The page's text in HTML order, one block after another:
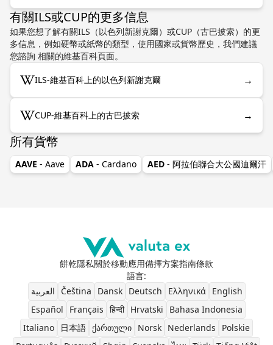
有關ILS或CUP的更多信息
如果您想了解有關ILS（以色列新謝克爾）或CUP（古巴披索）的更
多信息，例如硬幣或紙幣的類型，使用國家或貨幣歷史，我們建議
您諮詢 相關的維基百科頁面。
ILS-維基百科上的以色列新謝克爾 →
CUP-維基百科上的古巴披索 →
所有貨幣
AAVE - Aave ADA - Cardano AED - 阿拉伯聯合大公國迪爾汗
餅乾隱私關於移動應用備擇方案指南條款
語言:
العربية
Čeština Dansk Deutsch Ελληνικά
English
Español
Français हिन्दी Hrvatski
Bahasa Indonesia
Italiano
日本語 ქართული Norsk Nederlands
Polskie